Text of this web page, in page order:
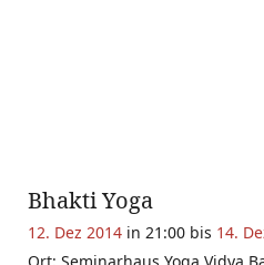
Bhakti Yoga
12. Dez 2014 in 21:00 bis 14.